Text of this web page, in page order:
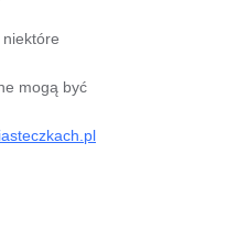
mogą być